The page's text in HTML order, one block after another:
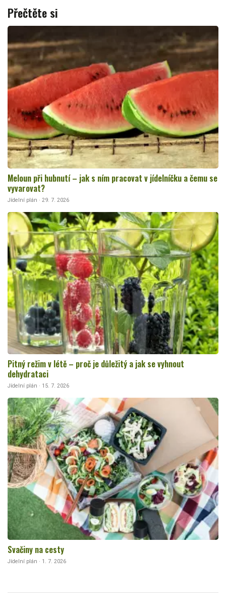
Přečtěte si
Meloun při hubnutí – jak s ním pracovat v jídelníčku a čemu se
vyvarovat?
Jídelní plán · 29. 7. 2026
Pitný režim v létě – proč je důležitý a jak se vyhnout
dehydrataci
Jídelní plán · 15. 7. 2026
Svačiny na cesty
Jídelní plán · 1. 7. 2026